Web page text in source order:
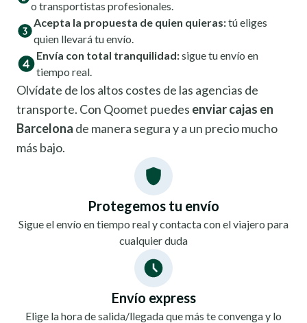
o transportistas profesionales.
Acepta la propuesta de quien quieras:tú eliges
quien llevará tu envío.
Envía con total tranquilidad:sigue tu envío en
tiempo real.
Olvídate de los altos costes de las agencias de
transporte. Con Qoomet puedes enviar cajas en
Barcelona de manera segura y a un precio mucho
más bajo.
Protegemos tu envío
Sigue el envío en tiempo real y contacta con el viajero para
cualquier duda
Envío express
Elige la hora de salida/llegada que más te convenga y lo